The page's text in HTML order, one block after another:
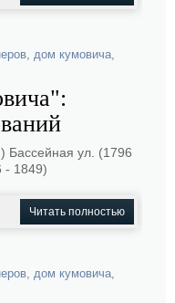
, дом кумовича,
Бассейная ул. (1796
- 1849)
Читать полностью
, дом кумовича,